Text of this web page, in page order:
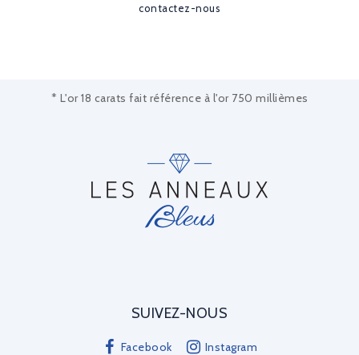
contactez-nous
* L'or 18 carats fait référence à l'or 750 millièmes
SUIVEZ-NOUS
Facebook Instagram